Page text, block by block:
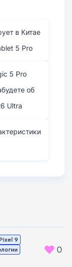
в Китае
5 Pro
5 Pro
об
Ultra
9
0